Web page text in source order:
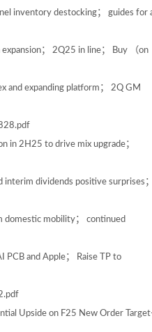
inventory destocking； guides for
； 2Q25 in line； Buy （on
and expanding platform； 2Q GM
in 2H25 to drive mix upgrade；
dividends positive surprises；
domestic mobility； continued
and Apple； Raise TP to
Upside on F25 New Order